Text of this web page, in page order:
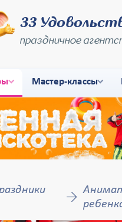
33
праздничное
Мастер-классы